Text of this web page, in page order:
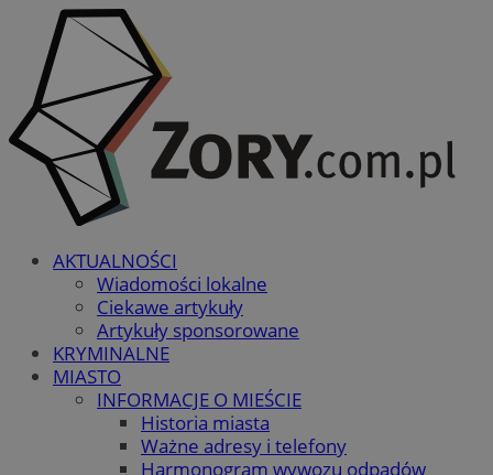
AKTUALNOŚCI
Wiadomości lokalne
Ciekawe artykuły
Artykuły sponsorowane
KRYMINALNE
MIASTO
INFORMACJE O MIEŚCIE
Historia miasta
Ważne adresy i telefony
Harmonogram wywozu odpadów